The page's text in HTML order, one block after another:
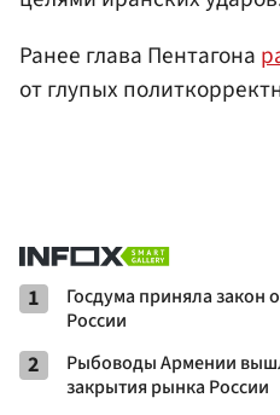
Ранее глава Пентагона
от глупых
1
Госдума приняла закон
России
2
Рыбоводы Армении
закрытия рынка России